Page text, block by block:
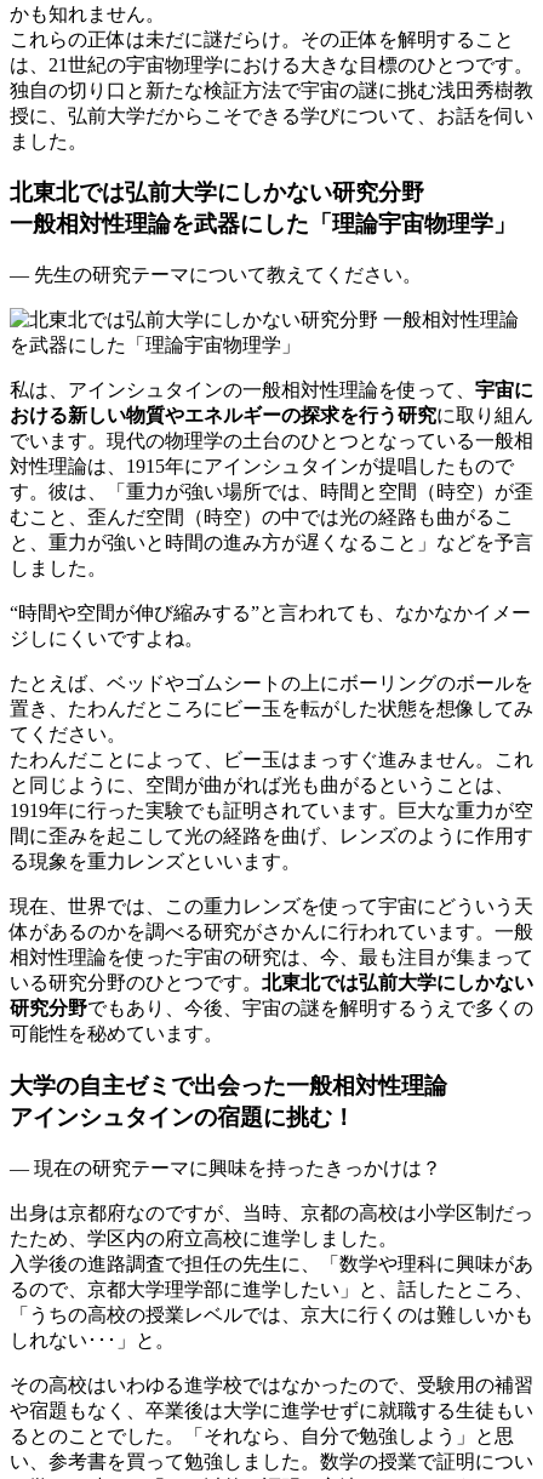
かも知れません。
これらの正体は未だに謎だらけ。その正体を解明すること
は、21世紀の宇宙物理学における大きな目標のひとつです。
独自の切り口と新たな検証方法で宇宙の謎に挑む浅田秀樹教
授に、弘前大学だからこそできる学びについて、お話を伺い
ました。
北東北では弘前大学にしかない研究分野
一般相対性理論を武器にした「理論宇宙物理学」
― 先生の研究テーマについて教えてください。
私は、アインシュタインの一般相対性理論を使って、 宇宙に
おける新しい物質やエネルギーの探求を行う研究に取り組ん
でいます。現代の物理学の土台のひとつとなっている一般相
対性理論は、1915年にアインシュタインが提唱したもので
す。彼は、「重力が強い場所では、時間と空間（時空）が歪
むこと、歪んだ空間（時空）の中では光の経路も曲がるこ
と、重力が強いと時間の進み方が遅くなること」などを予言
しました。
“時間や空間が伸び縮みする”と言われても、なかなかイメー
ジしにくいですよね。
たとえば、ベッドやゴムシートの上にボーリングのボールを
置き、たわんだところにビー玉を転がした状態を想像してみ
てください。
たわんだことによって、ビー玉はまっすぐ進みません。これ
と同じように、空間が曲がれば光も曲がるということは、
1919年に行った実験でも証明されています。巨大な重力が空
間に歪みを起こして光の経路を曲げ、レンズのように作用す
る現象を重力レンズといいます。
現在、世界では、この重力レンズを使って宇宙にどういう天
体があるのかを調べる研究がさかんに行われています。一般
相対性理論を使った宇宙の研究は、今、最も注目が集まって
いる研究分野のひとつです。 北東北では弘前大学にしかない
研究分野でもあり、今後、宇宙の謎を解明するうえで多くの
可能性を秘めています。
大学の自主ゼミで出会った一般相対性理論
アインシュタインの宿題に挑む！
― 現在の研究テーマに興味を持ったきっかけは？
出身は京都府なのですが、当時、京都の高校は小学区制だっ
たため、学区内の府立高校に進学しました。
入学後の進路調査で担任の先生に、「数学や理科に興味があ
るので、京都大学理学部に進学したい」と、話したところ、
「うちの高校の授業レベルでは、京大に行くのは難しいかも
しれない･･･」と。
その高校はいわゆる進学校ではなかったので、受験用の補習
や宿題もなく、卒業後は大学に進学せずに就職する生徒もい
るとのことでした。「それなら、自分で勉強しよう」と思
い、参考書を買って勉強しました。数学の授業で証明につい